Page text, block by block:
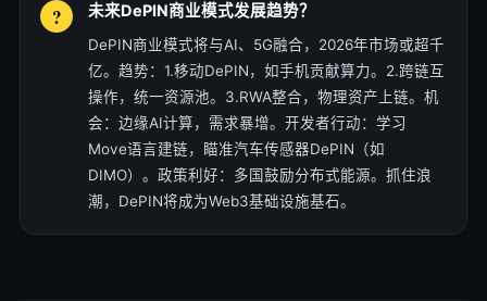
未来DePIN商业模式发展趋势？
DePIN商业模式将与AI、5G融合，2026年市场或超千
亿。趋势：1.移动DePIN，如手机贡献算力。2.跨链互
操作，统一资源池。3.RWA整合，物理资产上链。机
会：边缘AI计算，需求暴增。开发者行动：学习
Move语言建链，瞄准汽车传感器DePIN（如
DIMO）。政策利好：多国鼓励分布式能源。抓住浪
潮，DePIN将成为Web3基础设施基石。